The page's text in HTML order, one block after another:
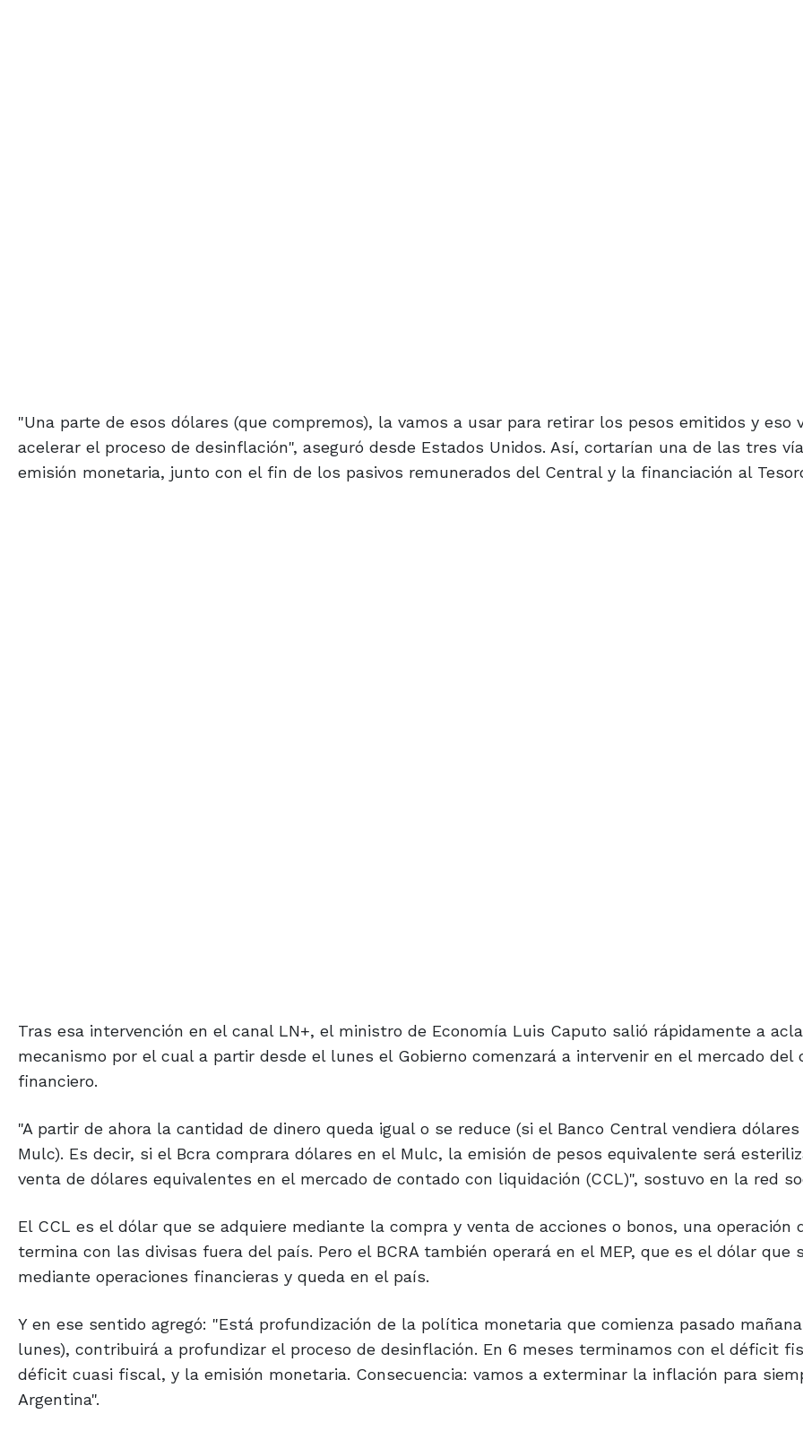
"Una parte de esos dólares (que compremos), la vamos a usar para retirar los pesos emitidos y eso
acelerar el proceso de desinflación", aseguró desde Estados Unidos. Así, cortarían una de las tres
emisión monetaria, junto con el fin de los pasivos remunerados del Central y la financiación al
Tras esa intervención en el canal LN+, el ministro de Economía Luis Caputo salió rápidamente a
mecanismo por el cual a partir desde el lunes el Gobierno comenzará a intervenir en el mercado del
financiero.
"A partir de ahora la cantidad de dinero queda igual o se reduce (si el Banco Central vendiera
Mulc). Es decir, si el Bcra comprara dólares en el Mulc, la emisión de pesos equivalente será
venta de dólares equivalentes en el mercado de contado con liquidación (CCL)", sostuvo en la red
El CCL es el dólar que se adquiere mediante la compra y venta de acciones o bonos, una operación
termina con las divisas fuera del país. Pero el BCRA también operará en el MEP, que es el dólar que
mediante operaciones financieras y queda en el país.
Y en ese sentido agregó: "Está profundización de la política monetaria que comienza pasado
lunes), contribuirá a profundizar el proceso de desinflación. En 6 meses terminamos con el déficit
déficit cuasi fiscal, y la emisión monetaria. Consecuencia: vamos a exterminar la inflación para
Argentina".